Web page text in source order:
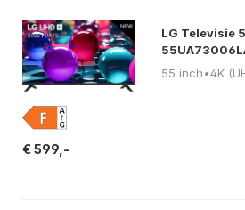
LG Televisie
55 inch•4K
€ 599,-